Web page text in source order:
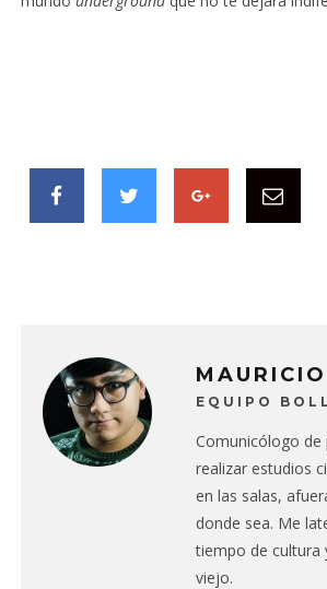
EQUIPO
Comunicólogo de
realizar estudios
en las salas,
donde sea. Me
tiempo de cultura
viejo.